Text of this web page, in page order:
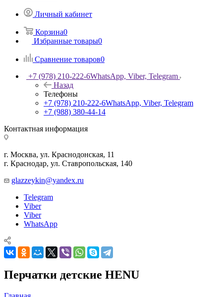
Личный кабинет
Корзина0
Избранные товары0
Сравнение товаров0
+7 (978) 210-222-6WhatsApp, Viber, Telegram
Назад
Телефоны
+7 (978) 210-222-6WhatsApp, Viber, Telegram
+7 (988) 380-44-14
Контактная информация
г. Москва, ул. Краснодонская, 11
г. Краснодар, ул. Ставропольская, 140
glazzeykin@yandex.ru
Telegram
Viber
Viber
WhatsApp
Перчатки детские HENU